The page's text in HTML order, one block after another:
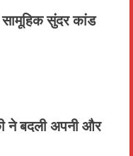
सामूहिक सुंदर कांड
ने बदली अपनी और